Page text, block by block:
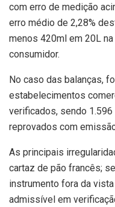
com erro de medição
erro médio de 2,28%
menos 420ml em 20L
consumidor.
No caso das balanças,
estabelecimentos
verificados, sendo
reprovados com
As principais
cartaz de pão francês;
instrumento fora da
admissível em